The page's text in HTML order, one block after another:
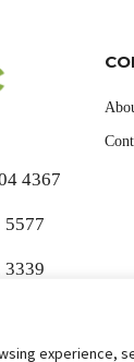
experience,
4367